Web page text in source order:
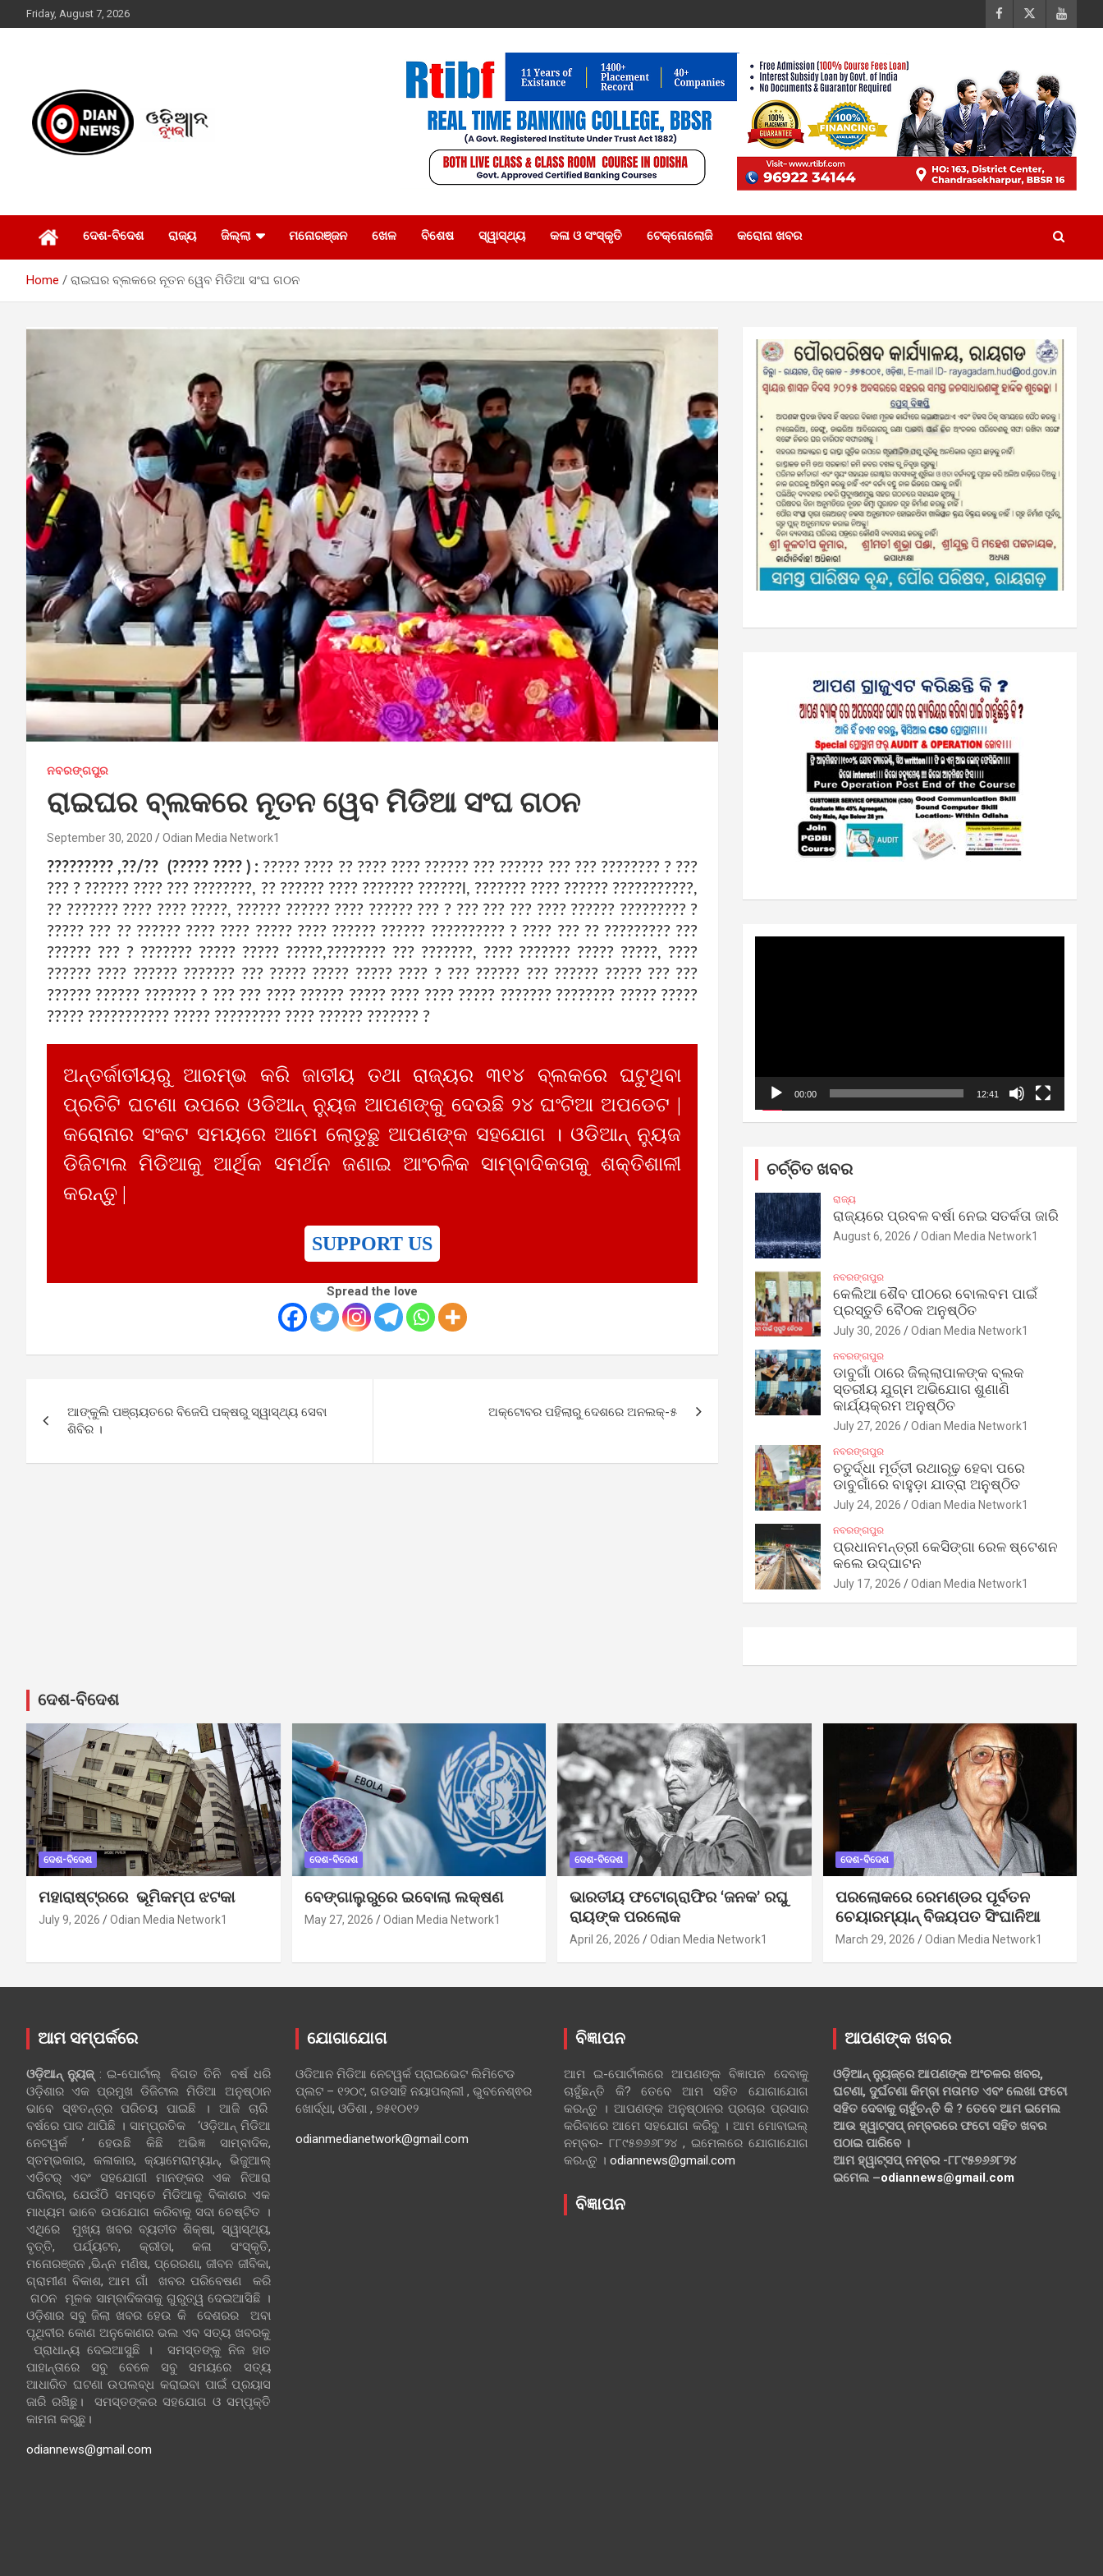
to
Friday, August 7, 2026
ଦେଶ-ବିଦେଶ ରାଜ୍ୟ ଜିଲ୍ଲା ମନୋରଞ୍ଜନ ଖେଳ ବିଶେଷ ସ୍ୱାସ୍ଥ୍ୟ କଳା ଓ ସଂସ୍କୃତି ଟେକ୍ନୋଲୋଜି କରୋନା ଖବର
Home ରାଇଘର ବ୍ଲକରେ ନୂତନ ୱେବ ମିଡିଆ ସଂଘ ଗଠନ
ନବରଙ୍ଗପୁର
ରାଇଘର ବ୍ଲକରେ ନୂତନ ୱେବ ମିଡିଆ ସଂଘ ଗଠନ
September 30, 2020 Odian Media Network1
????????? ,??/?? (????? ???? ) : ????? ???? ?? ???? ???? ?????? ??? ?????? ??? ??? ???????? ? ???
??? ? ?????? ???? ??? ????????, ?? ?????? ???? ??????? ??????l, ??????? ???? ?????? ???????????,
?? ??????? ???? ???? ?????, ?????? ?????? ???? ?????? ??? ? ??? ??? ??? ???? ?????? ????????? ?
????? ??? ?? ?????? ???? ???? ????? ???? ?????? ?????? ?????????? ? ???? ??? ?? ????????? ???
?????? ??? ? ??????? ????? ????? ?????,???????? ??? ???????, ???? ??????? ????? ?????, ????
?????? ???? ?????? ??????? ??? ????? ????? ????? ???? ? ??? ?????? ??? ?????? ????? ??? ???
?????? ?????? ??????? ? ??? ??? ???? ?????? ????? ???? ???? ????? ??????? ???????? ????? ?????
????? ??????????? ????? ????????? ???? ?????? ??????? ?
ଅନ୍ତର୍ଜାତୀୟରୁ ଆରମ୍ଭ କରି ଜାତୀୟ ତଥା ରାଜ୍ୟର ୩୧୪ ବ୍ଲକରେ ଘଟୁଥିବା
ପ୍ରତିଟି ଘଟଣା ଉପରେ ଓଡିଆନ୍ ନ୍ୟୁଜ ଆପଣଙ୍କୁ ଦେଉଛି ୨୪ ଘଂଟିଆ ଅପଡେଟ |
କରୋନାର ସଂକଟ ସମୟରେ ଆମେ ଲୋଡୁଛୁ ଆପଣଙ୍କ ସହଯୋଗ । ଓଡିଆନ୍ ନ୍ୟୁଜ
ଡିଜିଟାଲ ମିଡିଆକୁ ଆର୍ଥିକ ସମର୍ଥନ ଜଣାଇ ଆଂଚଳିକ ସାମ୍ବାଦିକତାକୁ ଶକ୍ତିଶାଳୀ
କରନ୍ତୁ |
SUPPORT US
Spread the love
navigation
ଆଙ୍କୁଲି ପଞ୍ଚାୟତରେ ବିଜେପି ପକ୍ଷରୁ ସ୍ୱାସ୍ଥ୍ୟ ସେବା
ଶିବିର ।
ଅକ୍ଟୋବର ପହିଲାରୁ ଦେଶରେ ଅନଲକ୍-୫
00:00 12:41
ଚର୍ଚ୍ଚିତ ଖବର
ରାଜ୍ୟ
ରାଜ୍ୟରେ ପ୍ରବଳ ବର୍ଷା ନେଇ ସତର୍କତା ଜାରି
August 6, 2026 Odian Media Network1
ନବରଙ୍ଗପୁର
କେଲିଆ ଶୈବ ପୀଠରେ ବୋଲବମ ପାଇଁ
ପ୍ରସ୍ତୁତି ବୈଠକ ଅନୁଷ୍ଠିତ
July 30, 2026 Odian Media Network1
ନବରଙ୍ଗପୁର
ଡାବୁଗାଁ ଠାରେ ଜିଲ୍ଲାପାଳଙ୍କ ବ୍ଲକ
ସ୍ତରୀୟ ଯୁଗ୍ମ ଅଭିଯୋଗ ଶୁଣାଣି
କାର୍ଯ୍ୟକ୍ରମ ଅନୁଷ୍ଠିତ
July 27, 2026 Odian Media Network1
ନବରଙ୍ଗପୁର
ଚତୁର୍ଦ୍ଧା ମୂର୍ତ୍ତୀ ରଥାରୂଢ଼ ହେବା ପରେ
ଡାବୁଗାଁରେ ବାହୁଡ଼ା ଯାତ୍ରା ଅନୁଷ୍ଠିତ
July 24, 2026 Odian Media Network1
ନବରଙ୍ଗପୁର
ପ୍ରଧାନମନ୍ତ୍ରୀ କେସିଙ୍ଗା ରେଳ ଷ୍ଟେଶନ
କଲେ ଉଦ୍‌ଘାଟନ
July 17, 2026 Odian Media Network1
ଦେଶ-ବିଦେଶ
ଦେଶ-ବିଦେଶ
ମହାରାଷ୍ଟ୍ରରେ ଭୂମିକମ୍ପ ଝଟକା
July 9, 2026 Odian Media Network1
ଦେଶ-ବିଦେଶ
ବେଙ୍ଗାଲୁରୁରେ ଇବୋଲା ଲକ୍ଷଣ
May 27, 2026 Odian Media Network1
ଦେଶ-ବିଦେଶ
ଭାରତୀୟ ଫଟୋଗ୍ରାଫିର ‘ଜନକ’ ରଘୁ
ରାୟଙ୍କ ପରଲୋକ
April 26, 2026 Odian Media Network1
ଦେଶ-ବିଦେଶ
ପରଲୋକରେ ରେମଣ୍ଡର ପୂର୍ବତନ
ଚେୟାରମ୍ୟାନ୍ ବିଜୟପତ ସିଂଘାନିଆ
March 29, 2026 Odian Media Network1
ଆମ ସମ୍ପର୍କରେ
ଓଡ଼ିଆନ୍‍ ନ୍ୟୁଜ୍‍: ଇ-ପୋର୍ଟାଲ୍ ବିଗତ ତିନି ବର୍ଷ ଧରି
ଓଡ଼ିଶାର ଏକ ପ୍ରମୁଖ ଡିଜିଟାଲ ମିଡିଆ ଅନୁଷ୍ଠାନ
ଭାବେ ସ୍ଵତନ୍ତ୍ର ପରିଚୟ ପାଇଛି । ଆଜି ଚାରି
ବର୍ଷରେ ପାଦ ଥାପିଛି । ସାମ୍ପ୍ରତିକ ‘ଓଡ଼ିଆନ୍‍ ମିଡିଆ
ନେଟୱର୍କ ’ ହେଉଛି କିଛି ଅଭିଜ୍ଞ ସାମ୍ବାଦିକ,
ସ୍ତମ୍ଭକାର, କଳାକାର, କ୍ୟାମେରାମ୍ୟାନ୍, ଭିଜୁଆଲ୍
ଏଡିଟର୍ ଏବଂ ସହଯୋଗୀ ମାନଙ୍କର ଏକ ନିଆରା
ପରିବାର, ଯେଉଁଠି ସମସ୍ତେ ମିଡିଆକୁ ବିକାଶର ଏକ
ମାଧ୍ୟମ ଭାବେ ଉପଯୋଗ କରିବାକୁ ସଦା ଚେଷ୍ଟିତ ।
ଏଥିରେ ମୁଖ୍ୟ ଖବର ବ୍ୟତୀତ ଶିକ୍ଷା, ସ୍ୱାସ୍ଥ୍ୟ,
ବୃତ୍ତି, ପର୍ଯ୍ୟଟନ, କ୍ରୀଡା, କଳା ସଂସ୍କୃତି,
ମନୋରଞ୍ଜନ ,ଭିନ୍ନ ମଣିଷ, ପ୍ରେରଣା, ଜୀବନ ଜୀବିକା,
ଗ୍ରାମୀଣ ବିକାଶ, ଆମ ଗାଁ ଖବର ପରିବେଷଣ କରି
ଗଠନ ମୂଳକ ସାମ୍ବାଦିକତାକୁ ଗୁରୁତ୍ୱ ଦେଇଆସିଛି ।
ଓଡ଼ିଶାର ସବୁ ଜିଲା ଖବର ହେଉ କି ଦେଶରର ଅବା
ପୃଥିବୀର କୋଣ ଅନୁକୋଣର ଭଲ ଏବ ସତ୍ୟ ଖବରକୁ
ପ୍ରାଧାନ୍ୟ ଦେଇଆସୁଛି । ସମସ୍ତଙ୍କୁ ନିଜ ହାତ
ପାହାନ୍ତାରେ ସବୁ ବେଳେ ସବୁ ସମୟରେ ସତ୍ୟ
ଆଧାରିତ ଘଟଣା ଉପଲବ୍ଧ କରାଇବା ପାଇଁ ପ୍ରୟାସ
ଜାରି ରଖିଛୁ। ସମସ୍ତଙ୍କର ସହଯୋଗ ଓ ସମ୍ପୃକ୍ତି
କାମନା କରୁଛୁ।
odiannews@gmail.com
ଯୋଗାଯୋଗ
ଓଡିଆନ ମିଡିଆ ନେଟୱର୍କ ପ୍ରାଇଭେଟ ଲିମିଟେଡ
ପ୍ଲଟ – ୧୨୦୯, ଗଡସାହି ନୟାପଲ୍ଲୀ , ଭୁବନେଶ୍ଵର
ଖୋର୍ଦ୍ଧା, ଓଡିଶା , ୭୫୧୦୧୨
odianmedianetwork@gmail.com
ବିଜ୍ଞାପନ
ଆମ ଇ-ପୋର୍ଟାଲରେ ଆପଣଙ୍କ ବିଜ୍ଞାପନ ଦେବାକୁ
ଚାହୁଁଛନ୍ତି କି? ତେବେ ଆମ ସହିତ ଯୋଗାଯୋଗ
କରନ୍ତୁ । ଆପଣଙ୍କ ଅନୁଷ୍ଠାନର ପ୍ରଚାର ପ୍ରସାର
କରିବାରେ ଆମେ ସହଯୋଗ କରିବୁ । ଆମ ମୋବାଇଲ୍
ନମ୍ବର- ୮୮୯୫୭୬୬୮୨୪ , ଇମେଲରେ ଯୋଗାଯୋଗ
କରନ୍ତୁ । odiannews@gmail.com
ବିଜ୍ଞାପନ
ଆପଣଙ୍କ ଖବର
ଓଡ଼ିଆନ୍ ନ୍ୟୁଜ୍‌ରେ ଆପଣଙ୍କ ଅଂଚଳର ଖବର,
ଘଟଣା, ଦୁର୍ଘଟଣା କିମ୍ବା ମତାମତ ଏବଂ ଲେଖା ଫଟୋ
ସହିତ ଦେବାକୁ ଚାହୁଁଚନ୍ତି କି ? ତେବେ ଆମ ଇମେଲ
ଆଉ ହ୍ୱାଟ୍‌ସପ୍ ନମ୍ବରରେ ଫଟୋ ସହିତ ଖବର
ପଠାଇ ପାରିବେ ।
ଆମ ହ୍ୱାଟ୍‌ସପ୍ ନମ୍ବର -୮୮୯୫୭୬୬୮୨୪
ଇମେଲ –odiannews@gmail.com